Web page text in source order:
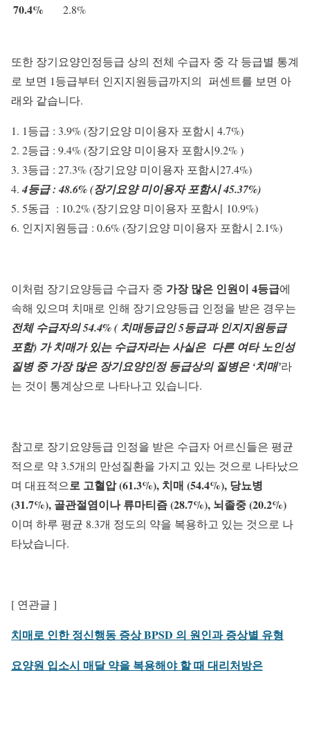
70.4% 2.8%
또한 장기요양인정등급 상의 전체 수급자 중 각 등급별 통계
로 보면 1등급부터 인지지원등급까지의 퍼센트를 보면 아
래와 같습니다.
1등급 : 3.9% (장기요양 미이용자 포함시 4.7%)
2등급 : 9.4% (장기요양 미이용자 포함시9.2% )
3등급 : 27.3% (장기요양 미이용자 포함시27.4%)
4등급 : 48.6% (장기요양 미이용자 포함시 45.37%)
5동급 : 10.2% (장기요양 미이용자 포함시 10.9%)
인지지원등급 : 0.6% (장기요양 미이용자 포함시 2.1%)
이처럼 장기요양등급 수급자 중 가장 많은 인원이 4등급에
속해 있으며 치매로 인해 장기요양등급 인정을 받은 경우는
전체 수급자의 54.4% ( 치매등급인 5등급과 인지지원등급
포함) 가 치매가 있는 수급자라는 사실은 다른 여타 노인성
질병 중 가장 많은 장기요양인정 등급상의 질병은 ‘치매’라
는 것이 통계상으로 나타나고 있습니다.
참고로 장기요양등급 인정을 받은 수급자 어르신들은 평균
적으로 약 3.5개의 만성질환을 가지고 있는 것으로 나타났으
며 대표적으로 고혈압 (61.3%), 치매 (54.4%), 당뇨병
(31.7%), 골관절염이나 류마티즘 (28.7%), 뇌졸중 (20.2%)
이며 하루 평균 8.3개 정도의 약을 복용하고 있는 것으로 나
타났습니다.
[ 연관글 ]
치매로 인한 정신행동 증상 BPSD 의 원인과 증상별 유형
요양원 입소시 매달 약을 복용해야 할 때 대리처방은